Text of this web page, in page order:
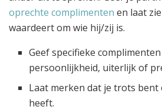
oprechte complimenten en laat
waardeert om wie hij/zij is.
Geef specifieke
persoonlijkheid, uiterlijk of
Laat merken dat je trots
heeft.